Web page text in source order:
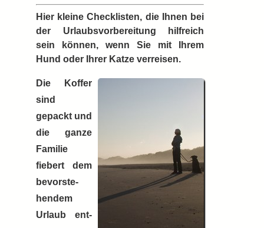
Hier kleine Checklisten, die Ihnen bei
der Urlaubsvorbereitung hilfreich
sein können, wenn Sie mit Ihrem
Hund oder Ihrer Katze verreisen.
Die Koffer
sind
gepackt und
die ganze
Familie
fiebert dem
be­vor­ste­
hen­dem
Urlaub ent­